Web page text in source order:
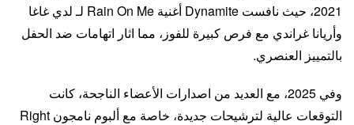
2021، حيث نافست Dynamite أغنية Rain On Me لـ لدي غاغا
وأريانا غراندي مع فرص كبيرة للفوز، مما اثار اتهامات ضد الحفل
بالتمييز العنصري.
وفي 2025، مع العديد من اصدارات الأعضاء الناجحة، كانت
التوقعات عالية لترشيحات جديدة، خاصة مع ألبوم نامجون Right